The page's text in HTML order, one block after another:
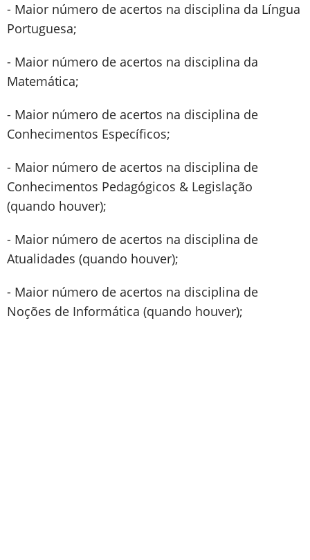
- Maior número de acertos na disciplina da Língua
Portuguesa;
- Maior número de acertos na disciplina da
Matemática;
- Maior número de acertos na disciplina de
Conhecimentos Específicos;
- Maior número de acertos na disciplina de
Conhecimentos Pedagógicos & Legislação
(quando houver);
- Maior número de acertos na disciplina de
Atualidades (quando houver);
- Maior número de acertos na disciplina de
Noções de Informática (quando houver);